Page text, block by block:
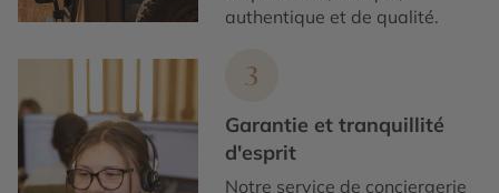
authentique et de qualité.
3
Garantie et tranquillité
d'esprit
Notre service de conciergerie